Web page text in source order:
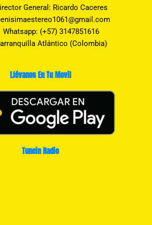
General: Ricardo Caceres
Whatsapp: (+57) 3147851616
Atlántico (Colombia)
Llévanos En Tu Movil
Tunein Radio